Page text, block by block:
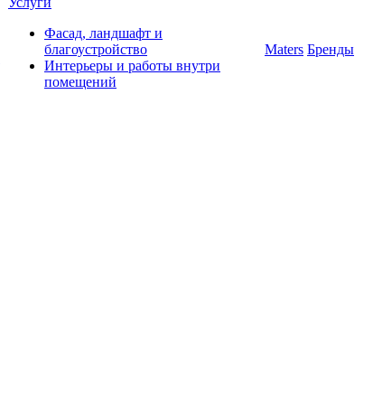
Фасад, ландшафт и
благоустройство
Интерьеры и работы внутри
помещений
Maters Бренды